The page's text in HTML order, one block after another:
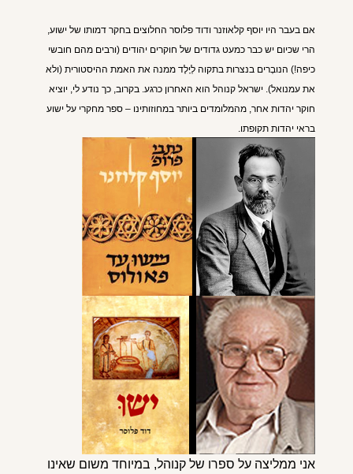
אם בעבר היו יוסף קלאוזנר ודוד פלוסר החלוצים בחקר דמותו של ישוע,
הרי שכיום יש כבר כמעט גדודים של חוקרים יהודים (ורבים מהם חובשי
כיפה!) הנובְרים בנצרות בתקוה לְיָלֶד ממנה את האמת ההיסטורית (ולא
את עמנואל). ישראל קנוהל הוא האחרון כרגע. בקרוב, כך נודע לי, יוציא
חוקר יהדות אחר, מהמלומדים ביותר במחוזותינו – ספר מחקרי על ישוע
בראי יהדות תקופתו.
אני ממליצה על ספרו של קנוהל, במיוחד משום שאינו